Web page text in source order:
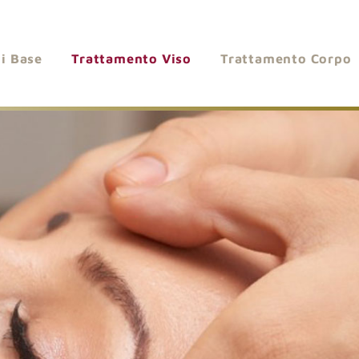
Base Trattamento Viso Trattamento Corpo